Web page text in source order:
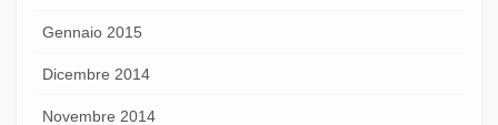
Gennaio 2015
Dicembre 2014
Novembre 2014